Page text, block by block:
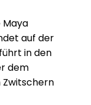
Maya
auf der
in den
dem